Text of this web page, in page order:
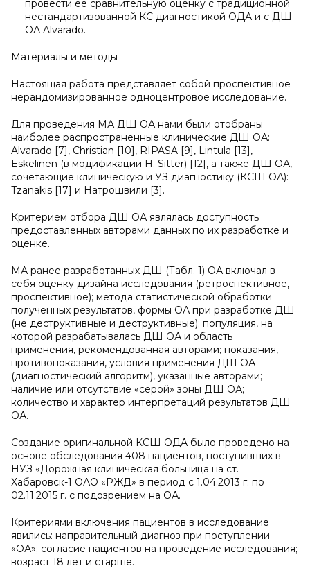
провести её сравнительную оценку с традиционной
нестандартизованной КС диагностикой ОДА и с ДШ
ОА Alvarado.
Материалы и методы
Настоящая работа представляет собой проспективное
нерандомизированное одноцентровое исследование.
Для проведения МА ДШ ОА нами были отобраны
наиболее распространенные клинические ДШ ОА:
Alvarado [7], Christian [10], RIPASA [9], Lintula [13],
Eskelinen (в модификации H. Sitter) [12], а также ДШ ОА,
сочетающие клиническую и УЗ диагностику (КСШ ОА):
Tzanakis [17] и Натрошвили [3].
Критерием отбора ДШ ОА являлась доступность
предоставленных авторами данных по их разработке и
оценке.
МА ранее разработанных ДШ (Табл. 1) ОА включал в
себя оценку дизайна исследования (ретроспективное,
проспективное); метода статистической обработки
полученных результатов, формы ОА при разработке ДШ
(не деструктивные и деструктивные); популяция, на
которой разрабатывалась ДШ ОА и область
применения, рекомендованная авторами; показания,
противопоказания, условия применения ДШ ОА
(диагностический алгоритм), указанные авторами;
наличие или отсутствие «серой» зоны ДШ ОА;
количество и характер интерпретаций результатов ДШ
ОА.
Создание оригинальной КСШ ОДА было проведено на
основе обследования 408 пациентов, поступивших в
НУЗ «Дорожная клиническая больница на ст.
Хабаровск-1 ОАО «РЖД» в период с 1.04.2013 г. по
02.11.2015 г. с подозрением на ОА.
Критериями включения пациентов в исследование
явились: направительный диагноз при поступлении
«ОА»; согласие пациентов на проведение исследования;
возраст 18 лет и старше.